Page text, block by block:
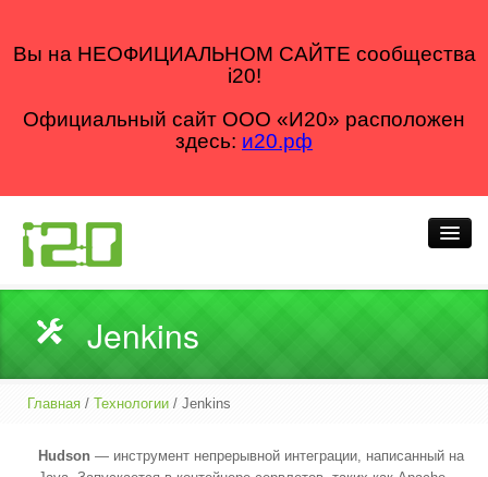
Вы на НЕОФИЦИАЛЬНОМ САЙТЕ сообщества
i20!
Официальный сайт ООО «И20» расположен
здесь: и20.рф
Что делаем
Как делаем
Jenkins
Главная / Технологии / Jenkins
Hudson — инструмент непрерывной интеграции, написанный на